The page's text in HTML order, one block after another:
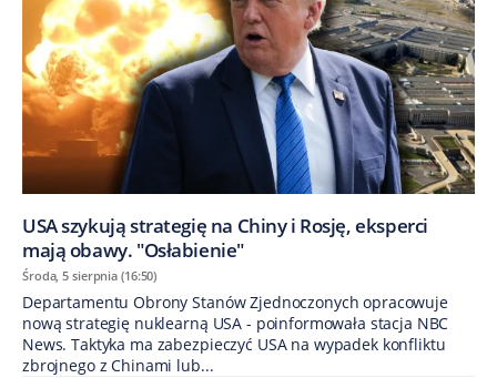
USA szykują strategię na Chiny i Rosję, eksperci
mają obawy. "Osłabienie"
Środa, 5 sierpnia (16:50)
Departamentu Obrony Stanów Zjednoczonych opracowuje
nową strategię nuklearną USA - poinformowała stacja NBC
News. Taktyka ma zabezpieczyć USA na wypadek konfliktu
zbrojnego z Chinami lub...